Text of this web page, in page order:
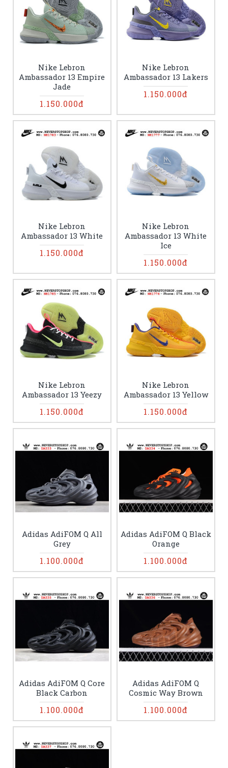
Nike Lebron
Ambassador 13 Empire
Jade
1.150.000đ
Nike Lebron
Ambassador 13 Lakers
1.150.000đ
Nike Lebron
Ambassador 13 White
1.150.000đ
Nike Lebron
Ambassador 13 White
Ice
1.150.000đ
Nike Lebron
Ambassador 13 Yeezy
1.150.000đ
Nike Lebron
Ambassador 13 Yellow
1.150.000đ
Adidas AdiFOM Q All
Grey
1.100.000đ
Adidas AdiFOM Q Black
Orange
1.100.000đ
Adidas AdiFOM Q Core
Black Carbon
1.100.000đ
Adidas AdiFOM Q
Cosmic Way Brown
1.100.000đ